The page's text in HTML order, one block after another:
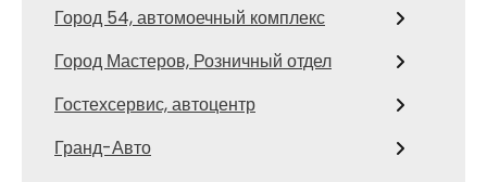
Город 54, автомоечный комплекс
Город Мастеров, Розничный отдел
Гостехсервис, автоцентр
Гранд-Авто